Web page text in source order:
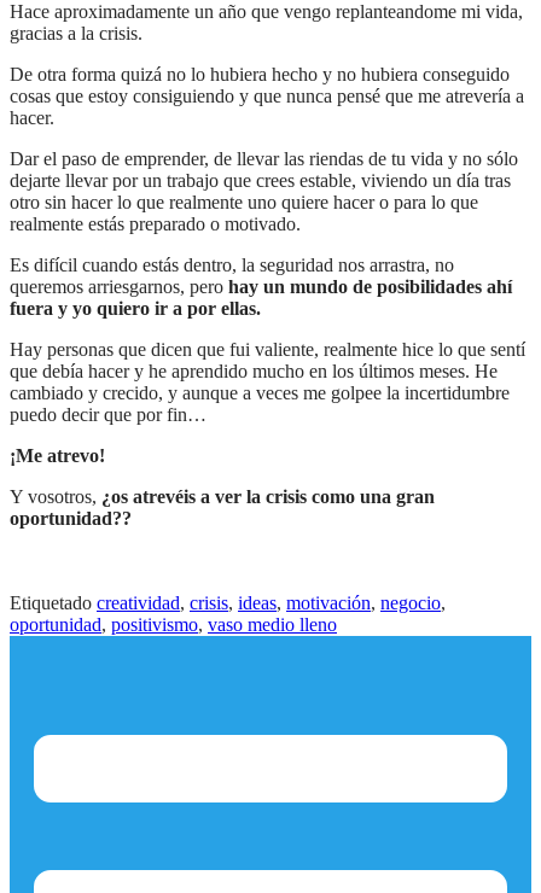
Hace aproximadamente un año que vengo replanteandome mi vida,
gracias a la crisis.
De otra forma quizá no lo hubiera hecho y no hubiera conseguido
cosas que estoy consiguiendo y que nunca pensé que me atrevería a
hacer.
Dar el paso de emprender, de llevar las riendas de tu vida y no sólo
dejarte llevar por un trabajo que crees estable, viviendo un día tras
otro sin hacer lo que realmente uno quiere hacer o para lo que
realmente estás preparado o motivado.
Es difícil cuando estás dentro, la seguridad nos arrastra, no
queremos arriesgarnos, pero hay un mundo de posibilidades ahí
fuera y yo quiero ir a por ellas.
Hay personas que dicen que fui valiente, realmente hice lo que sentí
que debía hacer y he aprendido mucho en los últimos meses. He
cambiado y crecido, y aunque a veces me golpee la incertidumbre
puedo decir que por fin…
¡Me atrevo!
Y vosotros, ¿os atrevéis a ver la crisis como una gran
oportunidad??
Etiquetado creatividad, crisis, ideas, motivación, negocio,
oportunidad, positivismo, vaso medio lleno